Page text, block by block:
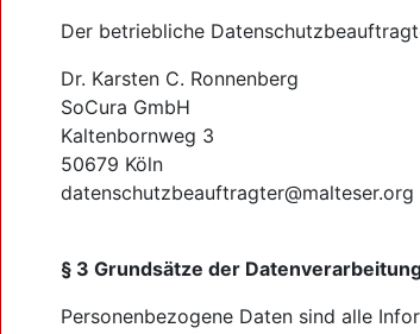
Der betriebliche
Dr. Karsten C. Ronnenberg
SoCura GmbH
Kaltenbornweg 3
50679 Köln
datenschutzbeauftragter@malteser.org
§ 3 Grundsätze der
Personenbezogene Daten sind alle